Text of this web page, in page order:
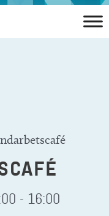
- 16:00